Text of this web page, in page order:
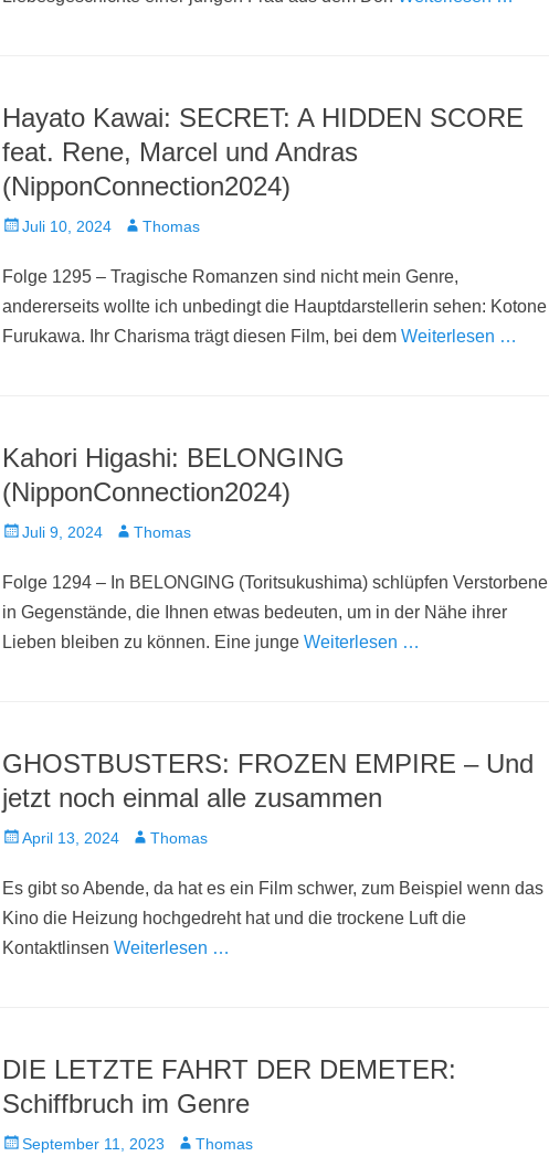
Hayato Kawai: SECRET: A HIDDEN SCORE
feat. Rene, Marcel und Andras
(NipponConnection2024)
Veröffentlicht
Juli 10, 2024 AutorThomas
Folge 1295 – Tragische Romanzen sind nicht mein Genre,
andererseits wollte ich unbedingt die Hauptdarstellerin sehen: Kotone
Furukawa. Ihr Charisma trägt diesen Film, bei dem Weiterlesen …
Kahori Higashi: BELONGING
(NipponConnection2024)
Veröffentlicht
Juli 9, 2024 AutorThomas
Folge 1294 – In BELONGING (Toritsukushima) schlüpfen Verstorbene
in Gegenstände, die Ihnen etwas bedeuten, um in der Nähe ihrer
Lieben bleiben zu können. Eine junge Weiterlesen …
GHOSTBUSTERS: FROZEN EMPIRE – Und
jetzt noch einmal alle zusammen
Veröffentlicht
April 13, 2024 AutorThomas
Es gibt so Abende, da hat es ein Film schwer, zum Beispiel wenn das
Kino die Heizung hochgedreht hat und die trockene Luft die
Kontaktlinsen Weiterlesen …
DIE LETZTE FAHRT DER DEMETER:
Schiffbruch im Genre
Veröffentlicht
September 11, 2023 AutorThomas